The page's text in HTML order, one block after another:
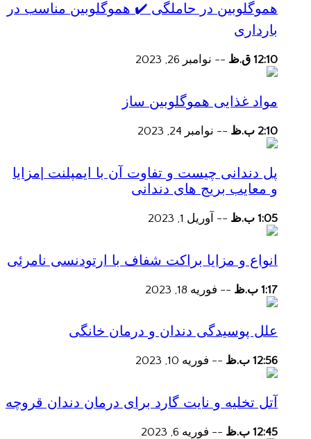
هموگلوبین در حاملگی ✔️ هموگلوبین مناسب در
بارداری
12:10 ق.ظ -- نوامبر 26, 2023
مواد غذایی هموگلوبین ساز
2:10 ب.ظ -- نوامبر 24, 2023
پل دندانی چیست و تفاوت آن با ایمپلنت |مزایا
و معایب بریج های دندانی
1:05 ب.ظ -- آوریل 1, 2023
انواع و مزایا براکت شفاف با ارتودنسی نامرئی
1:17 ب.ظ -- فوریه 18, 2023
علل پوسیدگی دندان و درمان خانگی
12:56 ب.ظ -- فوریه 10, 2023
آتل تخلیه و نایت گارد برای درمان دندان قروچه
12:45 ب.ظ -- فوریه 6, 2023